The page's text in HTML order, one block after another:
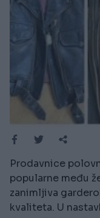
Prodavnice
popularne među
zanimljiva
kvaliteta. U